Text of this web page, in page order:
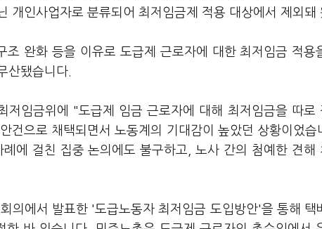
개인사업자로 분류되어 최저임금제 적용 대상에서 제외돼
조 완화 등을 이유로 도급제 근로자에 대한 최저임금 적용
산됐습니다.
저임금위에 "도급제 임금 근로자에 대해 최저임금을 따로
건으로 채택되면서 노동계의 기대감이 높았던 상황이었습
에 걸친 집중 논의에도 불구하고, 노사 간의 첨예한 견해
의에서 발표한 '도급노동자 최저임금 도입방안'을 통해 택